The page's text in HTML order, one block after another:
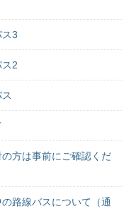
3
2
方は事前にご確認くだ
路線バスについて（通